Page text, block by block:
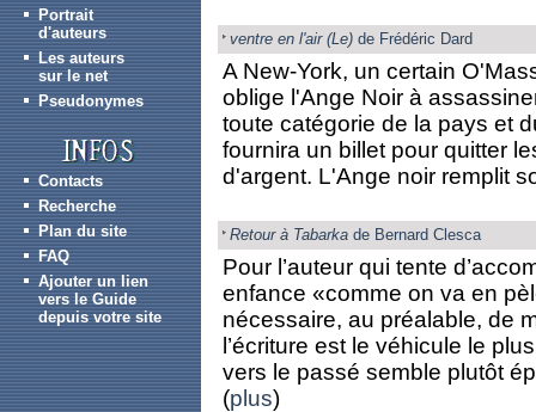
Portrait
d'auteurs
Les auteurs
sur le net
Pseudonymes
Contacts
Recherche
Plan du site
FAQ
Ajouter un lien
vers le Guide
depuis votre site
ventre en l'air (Le)de Frédéric Dard
A New-York, un certain
oblige l'Ange Noir à
toute catégorie de la pays et
fournira un billet pour quitter
d'argent. L'Ange noir remplit
Retour à Tabarkade Bernard Clesca
Pour l’auteur qui tente
enfance «comme on va en
nécessaire, au préalable, de
l’écriture est le véhicule le
vers le passé semble plutôt
(plus)